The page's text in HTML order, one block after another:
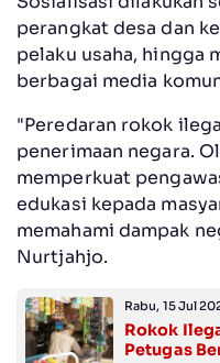
perangkat desa dan
pelaku usaha, hingga
berbagai media
"Peredaran rokok
penerimaan negara.
memperkuat
edukasi kepada
memahami dampak
Nurtjahjo.
Rabu, 15 Jul
Rokok
Petugas